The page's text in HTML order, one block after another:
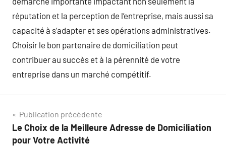
réputation et la perception de l’entreprise, mais aussi sa
capacité à s’adapter et ses opérations administratives.
Choisir le bon partenaire de domiciliation peut
contribuer au succès et à la pérennité de votre
entreprise dans un marché compétitif.
Navigation
de
Publication précédente
Le Choix de la Meilleure Adresse de Domiciliation
pour Votre Activité